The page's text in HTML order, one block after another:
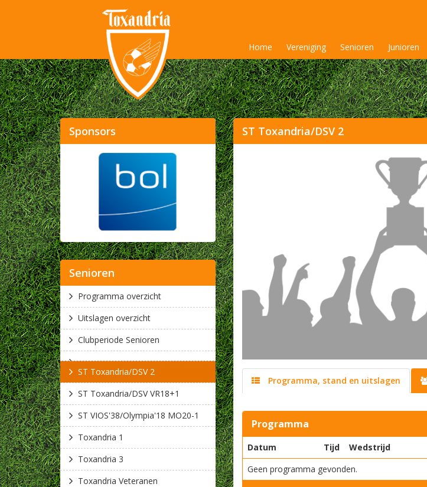
Home Vereniging Senioren Junioren
ST Toxandria/DSV 2
Programma, stand en uitslagen
Programma
Datum Tijd Wedstrijd
Geen programma gevonden.
Sponsors
Senioren
Programma overzicht
Uitslagen overzicht
Clubperiode Senioren
ST Toxandria/DSV 2
ST Toxandria/DSV VR18+1
ST VIOS'38/Olympia'18 MO20-1
Toxandria 1
Toxandria 3
Toxandria Veteranen